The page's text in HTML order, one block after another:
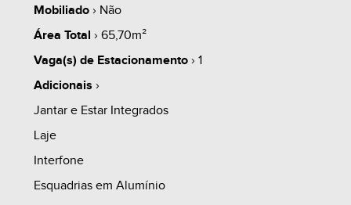
1.1 - ENTRADA À VISTA
1.2 - PREÇO ESPECIAL!!! CONSULTE-NOS!
------------------------------------------------------------------------
-------------
2.0 - PROPOSTA 02 (EXEMPLO):
Mobiliado› Não
Área Total › 65,70m²
Vaga(s) de Estacionamento› 1
Adicionais ›
Jantar e Estar Integrados
Laje
Interfone
Esquadrias em Alumínio